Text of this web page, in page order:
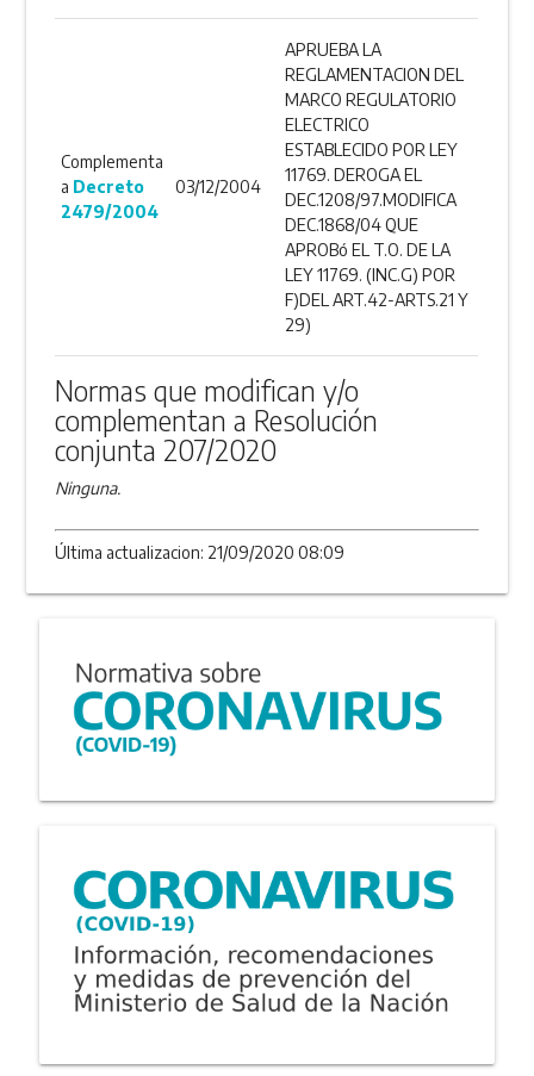
Complementa
a Decreto
2479/2004
03/12/2004
APRUEBA LA
REGLAMENTACION DEL
MARCO REGULATORIO
ELECTRICO
ESTABLECIDO POR LEY
11769. DEROGA EL
DEC.1208/97.MODIFICA
DEC.1868/04 QUE
APROBó EL T.O. DE LA
LEY 11769. (INC.G) POR
F)DEL ART.42-ARTS.21 Y
29)
Normas que modifican y/o
complementan a Resolución
conjunta 207/2020
Ninguna.
Última actualizacion: 21/09/2020 08:09